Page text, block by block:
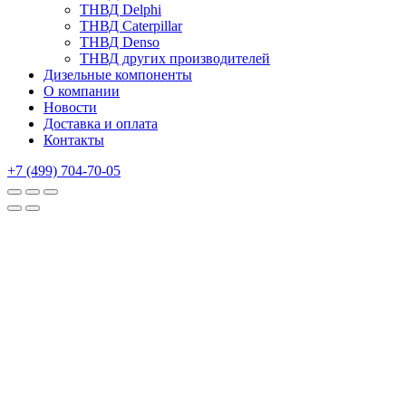
ТНВД Delphi
ТНВД Caterpillar
ТНВД Denso
ТНВД других производителей
Дизельные компоненты
О компании
Новости
Доставка и оплата
Контакты
+7 (499) 704-70-05